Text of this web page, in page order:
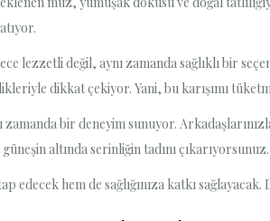
lezzetli değil, aynı zamanda sağlıklı bir
dikkat çekiyor. Yani, bu karışımı
zamanda bir deneyim sunuyor.
altında serinliğin tadını
edecek hem de sağlığınıza katkı sağlayacak.